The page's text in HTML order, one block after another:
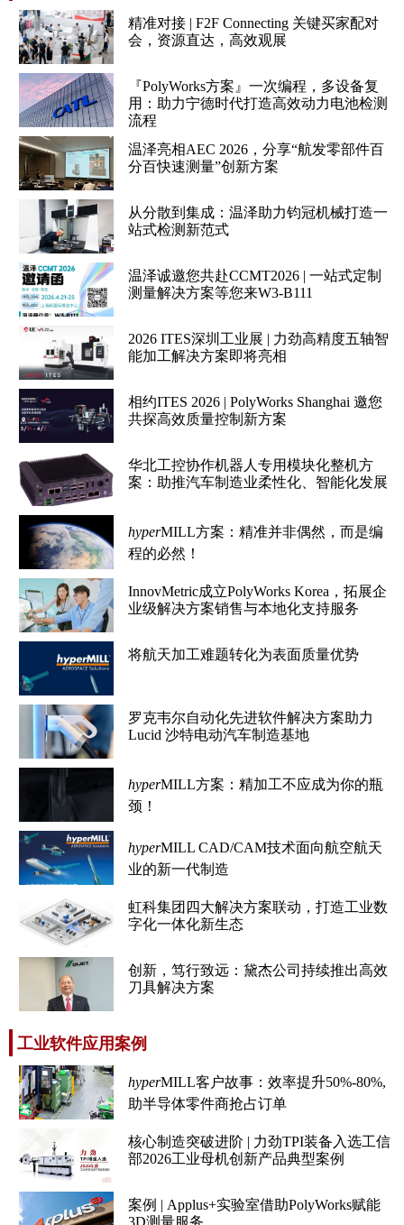
精准对接 | F2F Connecting 关键买家配对
会，资源直达，高效观展
『PolyWorks方案』一次编程，多设备复
用：助力宁德时代打造高效动力电池检测
流程
温泽亮相AEC 2026，分享“航发零部件百
分百快速测量”创新方案
从分散到集成：温泽助力钧冠机械打造一
站式检测新范式
温泽诚邀您共赴CCMT2026 | 一站式定制
测量解决方案等您来W3-B111
2026 ITES深圳工业展 | 力劲高精度五轴智
能加工解决方案即将亮相
相约ITES 2026 | PolyWorks Shanghai 邀您
共探高效质量控制新方案
华北工控协作机器人专用模块化整机方
案：助推汽车制造业柔性化、智能化发展
hyperMILL方案：精准并非偶然，而是编
程的必然！
InnovMetric成立PolyWorks Korea，拓展企
业级解决方案销售与本地化支持服务
将航天加工难题转化为表面质量优势
罗克韦尔自动化先进软件解决方案助力
Lucid 沙特电动汽车制造基地
hyperMILL方案：精加工不应成为你的瓶
颈！
hyperMILL CAD/CAM技术面向航空航天
业的新一代制造
虹科集团四大解决方案联动，打造工业数
字化一体化新生态
创新，笃行致远：黛杰公司持续推出高效
刀具解决方案
工业软件应用案例
hyperMILL客户故事：效率提升50%-80%,
助半导体零件商抢占订单
核心制造突破进阶 | 力劲TPI装备入选工信
部2026工业母机创新产品典型案例
案例 | Applus+实验室借助PolyWorks赋能
3D测量服务